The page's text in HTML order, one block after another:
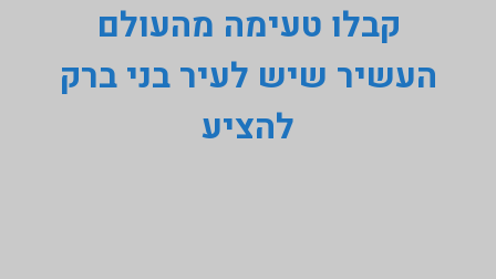
קבלו טעימה מהעולם
העשיר שיש לעיר בני ברק
להציע